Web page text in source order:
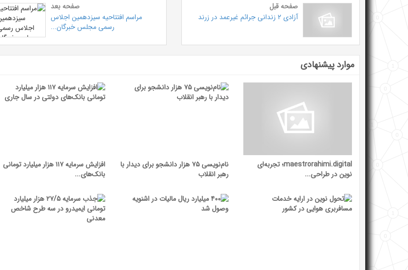
صفحه قبل
آزادی ۲ زندانی جرائم غیرعمد در زرند
صفحه بعد
مراسم افتتاحیه سیزدهمین اجلاس
رسمی مجلس خبرگان...
موارد پیشنهادی
maestrorahimi.digital؛ تجربه‌ای
نوین در طراحی...
نام‌نویسی ۷۵ هزار دانشجو برای دیدار با
رهبر انقلاب
افزایش سرمایه ۱۱۷ هزار میلیارد تومانی
بانک‌های...